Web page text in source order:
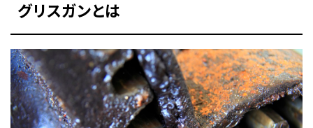
TRUSCO TAG-508N フレキシブルエアー式グリスガン
カートリッジ専用
まとめ
グリスガンとは